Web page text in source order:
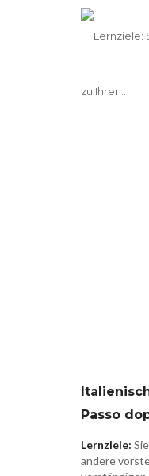
Passo
Lernziele:
andere